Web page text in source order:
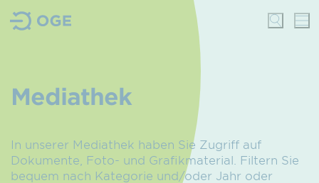
Mediathek
In unserer Mediathek haben Sie Zugriff auf
Dokumente, Foto- und Grafik­material. Filtern Sie
bequem nach Kategorie und/oder Jahr oder